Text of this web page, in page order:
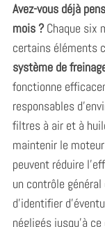
Avez-vous déjà
mois ?Chaque six
certains éléments
système de
fonctionne
responsables
filtres à air et à
maintenir le
peuvent réduire
un contrôle
d’identifier
négligés jusqu’à